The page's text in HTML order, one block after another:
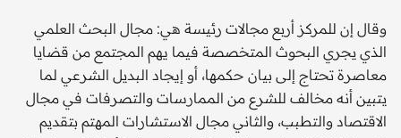
وقال إن للمركز أربع مجالات رئيسة هي: مجال البحث العلمي
الذي يجري البحوث المتخصصة فيما يهم المجتمع من قضايا
معاصرة تحتاج إلى بيان حكمها، أو إيجاد البديل الشرعي لما
يتبين أنه مخالف للشرع من الممارسات والتصرفات في مجال
الاقتصاد والتطبب، والثاني مجال الاستشارات المهتم بتقديم